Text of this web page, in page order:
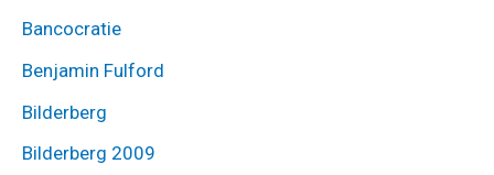
Bancocratie
Benjamin Fulford
Bilderberg
Bilderberg 2009